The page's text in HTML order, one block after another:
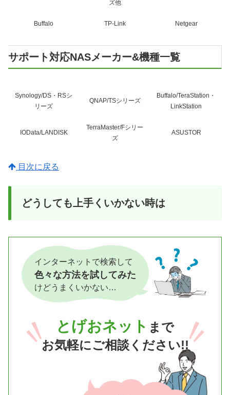
ズ他
Buffalo TP-Link Netgear
サポート対応NASメーカー&機種一覧
Synology/DS・RSシ
リーズ
QNAP/TSシリーズ
Buffalo/TeraStation・
LinkStation
IOData/LANDISK
TerraMaster/Fシリー
ズ
ASUSTOR
目次に戻る
どうしても上手くいかない時は
インターネットで検索して
色々な方法を試してみた
けどうまくいかない…
とげおネット まで
お気軽にご相談ください!!